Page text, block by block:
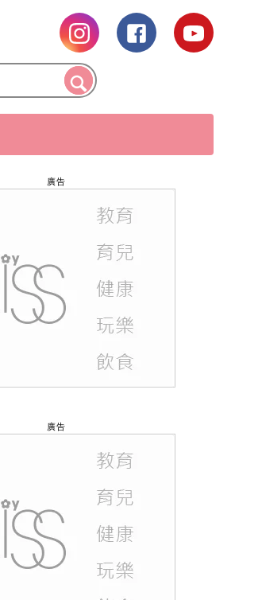
廣告
廣告